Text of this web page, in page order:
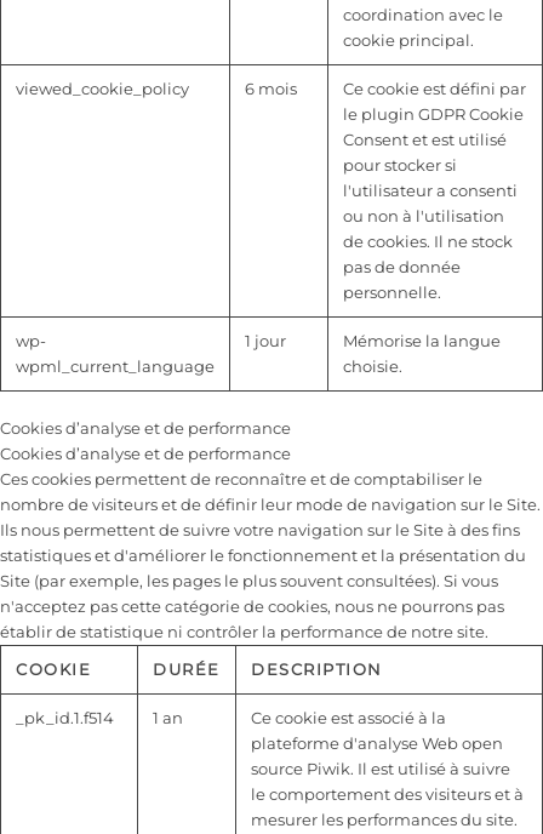
coordination avec le
cookie principal.
viewed_cookie_policy 6 mois
Ce cookie est défini par
le plugin GDPR Cookie
Consent et est utilisé
pour stocker si
l'utilisateur a consenti
ou non à l'utilisation
de cookies. Il ne stock
pas de donnée
personnelle.
wp-
wpml_current_language
1 jour
Mémorise la langue
choisie.
Cookies d’analyse et de performance
Cookies d’analyse et de performance
Ces cookies permettent de reconnaître et de comptabiliser le
nombre de visiteurs et de définir leur mode de navigation sur le Site.
Ils nous permettent de suivre votre navigation sur le Site à des fins
statistiques et d'améliorer le fonctionnement et la présentation du
Site (par exemple, les pages le plus souvent consultées). Si vous
n'acceptez pas cette catégorie de cookies, nous ne pourrons pas
établir de statistique ni contrôler la performance de notre site.
COOKIE
DURÉE DESCRIPTION
_pk_id.1.f514 1 an
Ce cookie est associé à la
plateforme d'analyse Web open
source Piwik. Il est utilisé à suivre
le comportement des visiteurs et à
mesurer les performances du site.